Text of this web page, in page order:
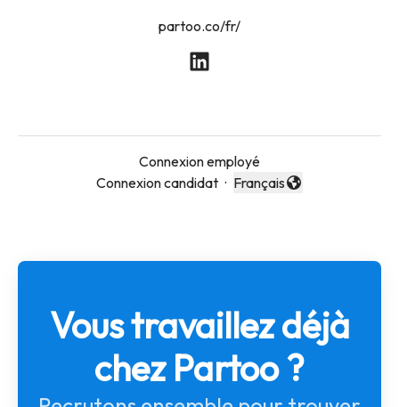
partoo.co/fr/
Connexion employé
Connexion candidat ·
Changer la langue
Français
Vous travaillez déjà
chez Partoo ?